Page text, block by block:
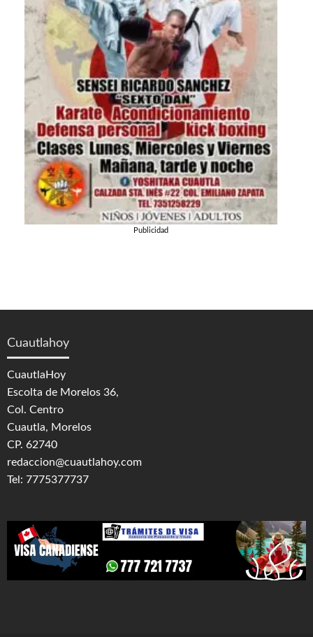
Publicidad
Cuautlahoy
CuautlaHoy
Escolta de Morelos 36,
Col. Centro
Cuautla, Morelos
CP. 62740
redaccion@cuautlahoy.com
Tel: 7775377737